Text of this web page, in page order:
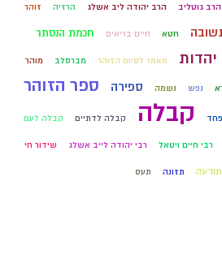
הרב גוטליב הרב יהודה ליב אשלג הרזיה זוהר
חטא חיים בריאים חכמת הנסתר
יהדות מאמר לסיום הזוהר מברסלב מוהר
נפש נשמה ספירה ספר הזוהר
פחד קבלה קבלה לדתיים קבלה לעם
רבי חיים ויטאל רבי יהודה לייב אשלג שידור חי
תודעה תזונה תעס